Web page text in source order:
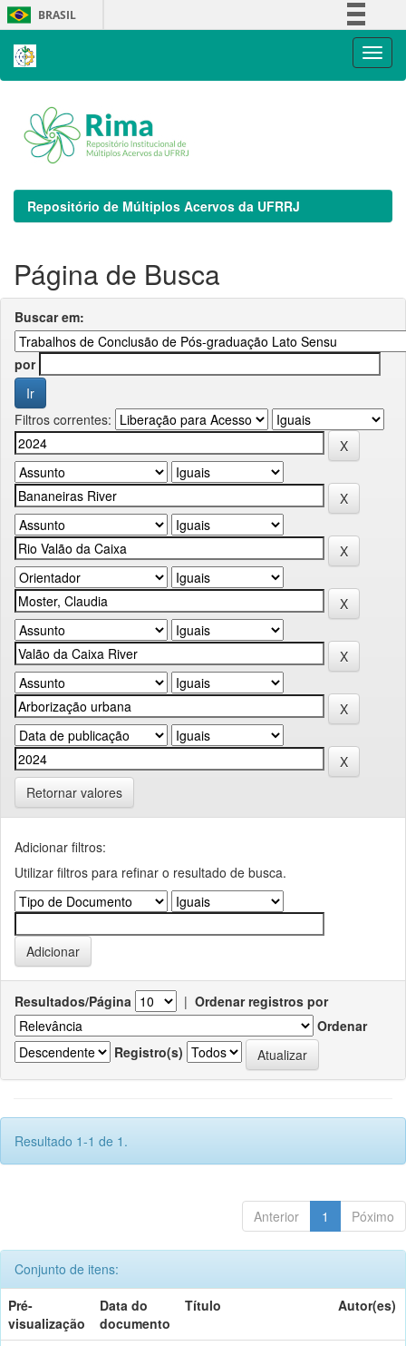
Skip
navigation
BRASIL
Repositório de Múltiplos Acervos da UFRRJ
Página de Busca
Buscar em:
por
Filtros correntes:
Retornar valores
Adicionar filtros:
Utilizar filtros para refinar o resultado de busca.
Resultados/Página | Ordenar registros por
Ordenar
Registro(s)
Resultado 1-1 de 1.
Anterior 1 Póximo
Conjunto de itens:
Pré-
visualização
Data do
documento
Título Autor(es)